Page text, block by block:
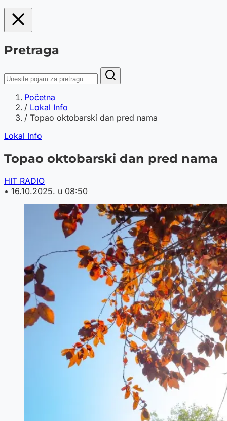
Pretraga
Početna
/ Lokal Info
/ Topao oktobarski dan pred nama
Lokal Info
Topao oktobarski dan pred nama
HIT RADIO
• 16.10.2025. u 08:50